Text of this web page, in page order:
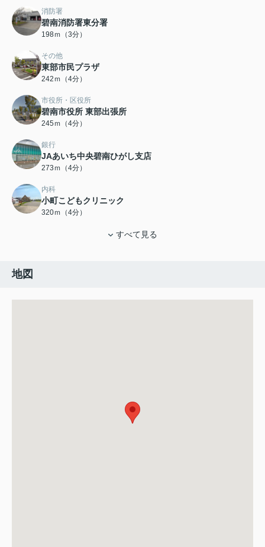
消防署
碧南消防署東分署
198ｍ（3分）
その他
東部市民プラザ
242ｍ（4分）
市役所・区役所
碧南市役所 東部出張所
245ｍ（4分）
銀行
JAあいち中央碧南ひがし支店
273ｍ（4分）
内科
小町こどもクリニック
320ｍ（4分）
すべて見る
地図